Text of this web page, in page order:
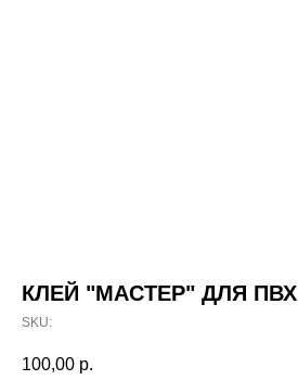
КЛЕЙ "МАСТЕР" ДЛЯ ПВХ
SKU:
100,00 р.